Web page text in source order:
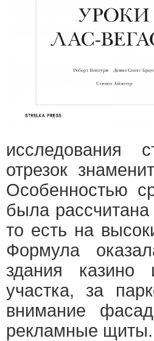
исследования
отрезок
Особенностью
была
то есть на
Формула
здания казино
участка, за
внимание
рекламные щиты.